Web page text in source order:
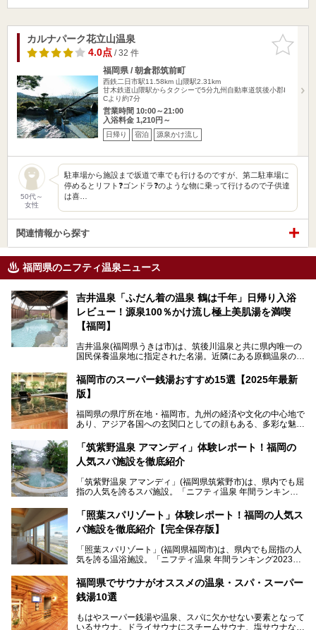
お気に入
りに追加
カルナパーク花立山温泉
4.0点/ 32 件
福岡県 / 朝倉郡筑前町
西鉄二日市駅11.58km 山隈駅2.31km
甘木鉄道山隈駅からタクシーで5分九州自動車道筑後小郡I
Cより約7分
営業時間 10:00～21:00
入浴料金 1,210円～
日帰り 宿泊 源泉かけ流し
50代～
女性
駐車場から施設まで坂道で車でも行けるのですが、第二駐車場に
停めるとリフト❓ゴンドラ❓のような物に乗って行けるので子供達
は喜…
関連情報から探す
福岡県のニフティ温泉ニュース
吉井温泉「ふだん着の温泉 鶴は千年」日帰り入浴
レビュー！源泉100％かけ流し極上美肌湯を満喫
【福岡】
吉井温泉(福岡県うきは市)は、筑後川温泉と共に県内唯一の
国民保養温泉地に指定された名湯。近隣にある原鶴温泉の観
す。
「ふだん着の温泉 鶴は千年」は、吉井温泉にある日帰り入
住民や温泉ファンに愛され続けています。今回は筆者自ら日
帰り入浴し、自慢の温泉を中心に詳細レビューします！
福岡市のスーパー銭湯おすすめ15選【2025年最新
版】
福岡県の県庁所在地・福岡市。九州の経済や文化の中心地で
あり、アジア各国への玄関口としての顔もある、多彩な魅力
そんな福岡市は、スーパー銭湯も多種多彩。玄界灘を眺めら
れるリゾート気分満点のスーパー銭湯から、繁華街近くのレ
いスーパー銭湯を一挙ご紹介します。
「筑紫野温泉 アマンディ」体験レポート！福岡の
人気スパ施設を徹底紹介
「筑紫野温泉 アマンディ」(福岡県筑紫野市)は、県内でも屈
指の人気を誇るスパ施設。「ニフティ温泉 年間ランキング2
入浴客で賑わっています。
そこで今回は、ニフティ温泉ライターである筆者が現地訪
ーム・併設するレストランを体験し、それらの全貌を徹底紹
介します！
「照葉スパリゾート」体験レポート！福岡の人気ス
パ施設を徹底紹介【完全保存版】
「照葉スパリゾート」(福岡県福岡市)は、県内でも屈指の人
気を誇る温浴施設。「ニフティ温泉 年間ランキング2023」
常連客で賑わっています。
そこで今回は、ニフティ温泉ライターである筆者が現地体
ューズメント・宿泊施設・グルメ・その他施設まで、多彩な
福岡県でサウナがオススメの温泉・スパ・スーパー
銭湯10選
もはやスーパー銭湯や温泉、スパに欠かせない要素となって
いるサウナ。ドライサウナにスチームサウナ、塩サウナな